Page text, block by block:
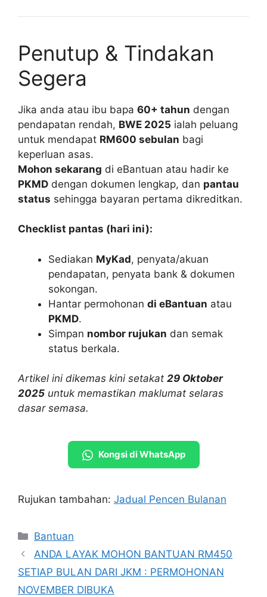
Penutup & Tindakan
Segera
Jika anda atau ibu bapa 60+ tahun dengan
pendapatan rendah, BWE 2025 ialah peluang
untuk mendapat RM600 sebulan bagi
keperluan asas.
Mohon sekarang di eBantuan atau hadir ke
PKMD dengan dokumen lengkap, dan pantau
status sehingga bayaran pertama dikreditkan.
Checklist pantas (hari ini):
Sediakan MyKad, penyata/akuan
pendapatan, penyata bank & dokumen
sokongan.
Hantar permohonan di eBantuan atau
PKMD.
Simpan nombor rujukan dan semak
status berkala.
Artikel ini dikemas kini setakat 29 Oktober
2025 untuk memastikan maklumat selaras
dasar semasa.
Kongsi di WhatsApp
Rujukan tambahan: Jadual Pencen Bulanan
Categories
Bantuan
ANDA LAYAK MOHON BANTUAN RM450
SETIAP BULAN DARI JKM : PERMOHONAN
NOVEMBER DIBUKA